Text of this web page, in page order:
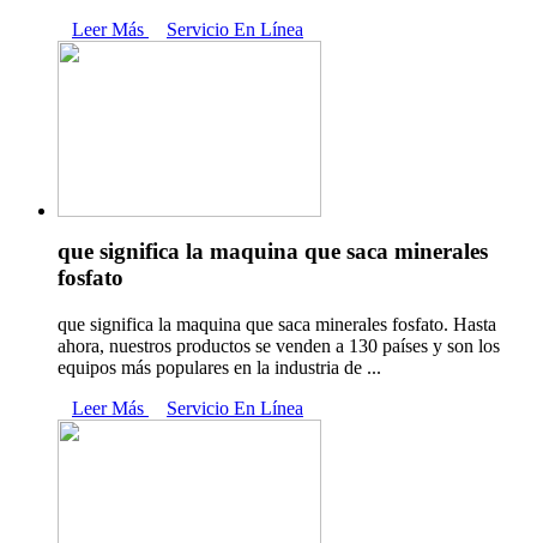
Leer Más
Servicio En Línea
que significa la maquina que saca minerales
fosfato
que significa la maquina que saca minerales fosfato. Hasta
ahora, nuestros productos se venden a 130 países y son los
equipos más populares en la industria de ...
Leer Más
Servicio En Línea